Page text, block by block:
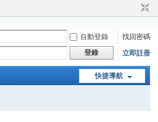
自動登錄
找回密碼
登錄 立即註冊
快捷導航